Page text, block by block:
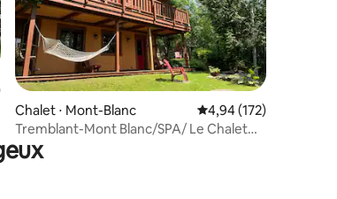
: 5 sur 5
moyenne sur la base de 7 commentaires : 5 sur 5
Chalet ⋅ Mont-Blanc Évaluation moyenne
4,94 (172)
Tremblant-Mont Blanc/SPA/ Le Chalet
Exquis